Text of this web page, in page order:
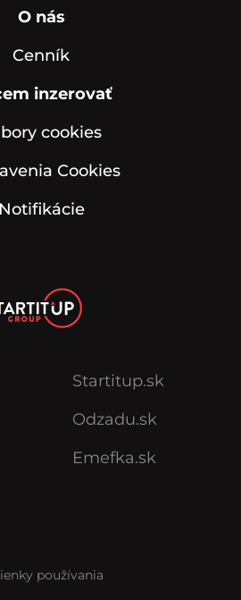
O nás
Cenník
inzerovať
cookies
Cookies
Notifikácie
Startitup.sk
Odzadu.sk
Emefka.sk
používania